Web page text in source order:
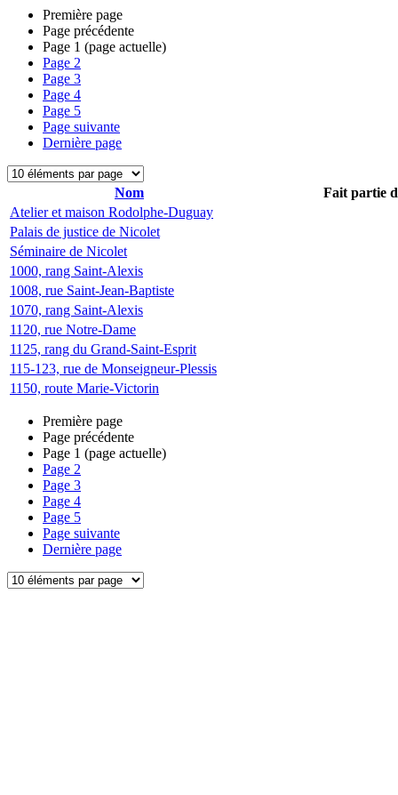
Première page
Page précédente
Page 1 (page actuelle)
Page 2
Page 3
Page 4
Page 5
Page suivante
Dernière page
Nom
Fait partie
Atelier et maison Rodolphe-Duguay
Palais de justice de Nicolet
Séminaire de Nicolet
1000, rang Saint-Alexis
1008, rue Saint-Jean-Baptiste
1070, rang Saint-Alexis
1120, rue Notre-Dame
1125, rang du Grand-Saint-Esprit
115-123, rue de Monseigneur-Plessis
1150, route Marie-Victorin
Première page
Page précédente
Page 1 (page actuelle)
Page 2
Page 3
Page 4
Page 5
Page suivante
Dernière page